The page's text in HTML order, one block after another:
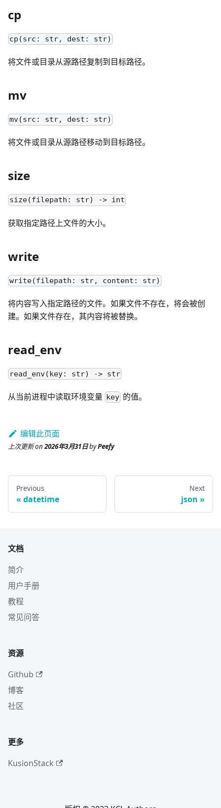
cp
cp(src: str, dest: str)
将文件或目录从源路径复制到目标路径。
mv
mv(src: str, dest: str)
将文件或目录从源路径移动到目标路径。
size
size(filepath: str) -> int
获取指定路径上文件的大小。
write
write(filepath: str, content: str)
将内容写入指定路径的文件。如果文件不存在，将会被创
建。如果文件存在，其内容将被替换。
read_env
read_env(key: str) -> str
从当前进程中读取环境变量 key 的值。
编辑此页面
上次更新on2026年3月31日byPeefy
Previous
datetime
Next
json
文档
简介
用户手册
教程
常见问答
资源
Github
博客
社区
更多
KusionStack